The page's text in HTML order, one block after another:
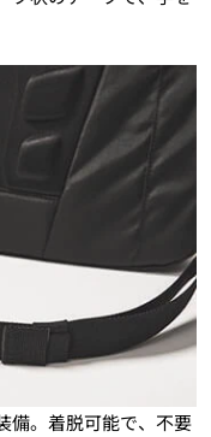
備。着脱可能で、不要